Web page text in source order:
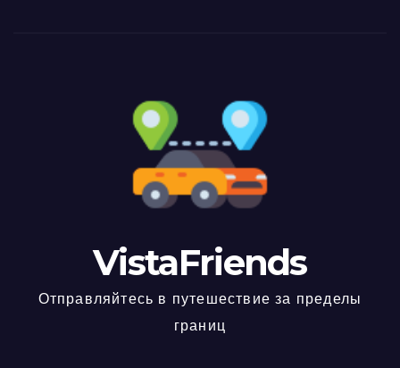
VistaFriends
Отправляйтесь в путешествие за пределы
границ